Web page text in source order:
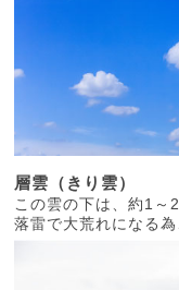
層雲（きり雲）
この雲の下は、約1～
落雷で大荒れになる為